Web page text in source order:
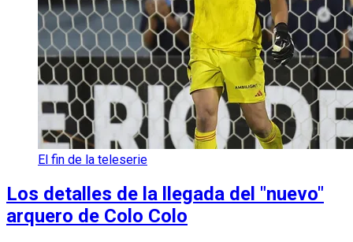
El fin de la teleserie
Los detalles de la llegada del "nuevo"
arquero de Colo Colo